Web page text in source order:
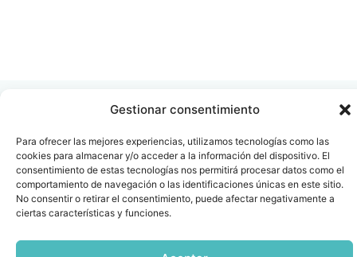
Gestionar consentimiento
Para ofrecer las mejores experiencias, utilizamos tecnologías como las
cookies para almacenar y/o acceder a la información del dispositivo. El
consentimiento de estas tecnologías nos permitirá procesar datos como el
comportamiento de navegación o las identificaciones únicas en este sitio.
No consentir o retirar el consentimiento, puede afectar negativamente a
ciertas características y funciones.
Contacto
info@fenin.es
C/ Villanueva, 20 - 1-
Oficina Barcelona
Travesera de Gracia, 56 -
1º, 3ª 08006